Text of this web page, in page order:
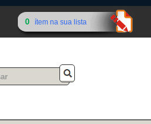
0 ítem na sua lista